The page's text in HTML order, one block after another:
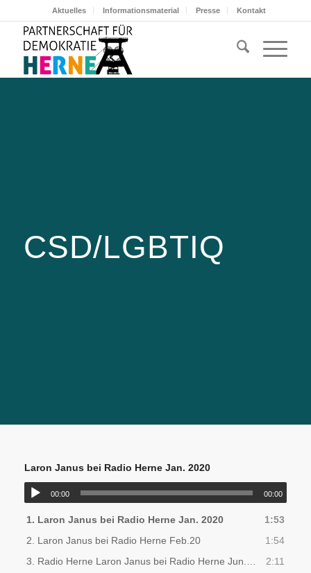
Aktuelles Informationsmaterial Presse Kontakt
CSD/LGBTIQ
Laron Janus bei Radio Herne Jan. 2020
00:00 00:00
1. Laron Janus bei Radio Herne Jan. 2020
1:53
2. Laron Janus bei Radio Herne Feb.20
1:54
3. Radio Herne Laron Janus bei Radio Herne Jun.20 2:11